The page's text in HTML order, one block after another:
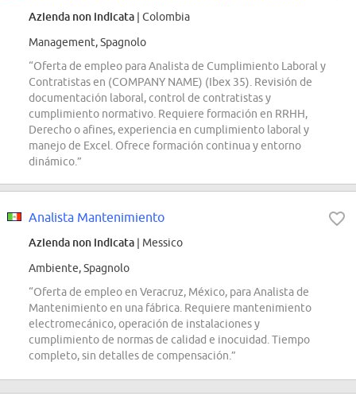
Azienda non indicata | Colombia
Management, Spagnolo
“Oferta de empleo para Analista de Cumplimiento Laboral y
Contratistas en (COMPANY NAME) (Ibex 35). Revisión de
documentación laboral, control de contratistas y
cumplimiento normativo. Requiere formación en RRHH,
Derecho o afines, experiencia en cumplimiento laboral y
manejo de Excel. Ofrece formación continua y entorno
dinámico.”
Analista Mantenimiento
Azienda non indicata | Messico
Ambiente, Spagnolo
“Oferta de empleo en Veracruz, México, para Analista de
Mantenimiento en una fábrica. Requiere mantenimiento
electromecánico, operación de instalaciones y
cumplimiento de normas de calidad e inocuidad. Tiempo
completo, sin detalles de compensación.”